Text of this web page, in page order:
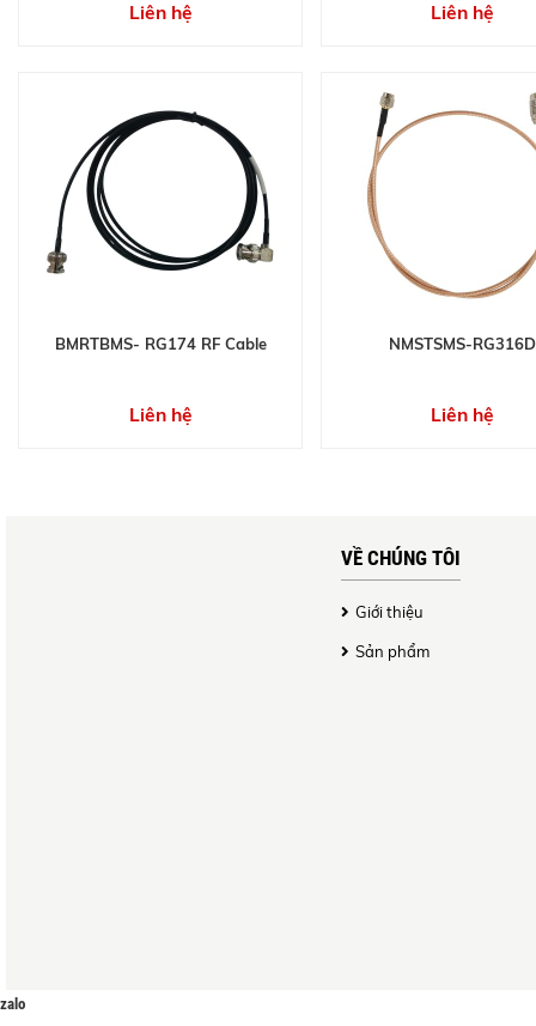
Liên hệ Liên hệ
BMRTBMS- RG174 RF Cable
Liên hệ
NMSTSMS-RG316D
Liên hệ
VỀ CHÚNG TÔI
Giới thiệu
Sản phẩm
zalo